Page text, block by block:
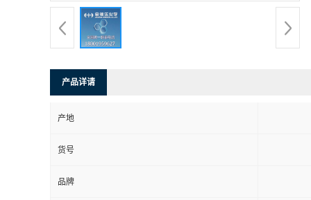
产品详请
产地
货号
品牌